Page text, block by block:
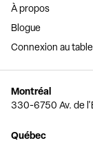
À propos
Blogue
Connexion au
Montréal
330-6750 Av. de
Québec